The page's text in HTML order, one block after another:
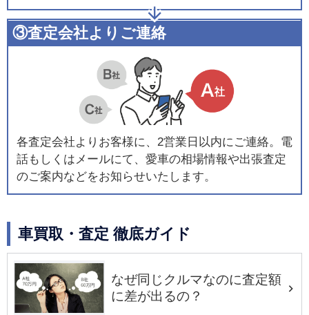
③査定会社よりご連絡
各査定会社よりお客様に、2営業日以内にご連絡。電
話もしくはメールにて、愛車の相場情報や出張査定
のご案内などをお知らせいたします。
車買取・査定 徹底ガイド
なぜ同じクルマなのに査定額
に差が出るの？